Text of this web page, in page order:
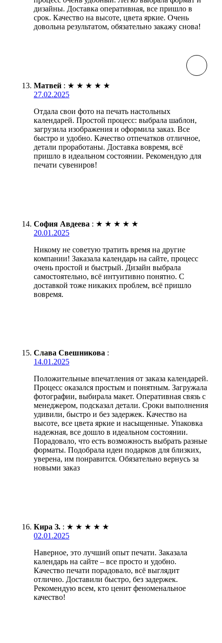
дизайны. Доставка оперативная, все пришло в
срок. Качество на высоте, цвета яркие. Очень
довольна результатом, обязательно закажу снова!
Матвей : ★ ★ ★ ★ ★
27.02.2025
Отдала свои фото на печать настольных
календарей. Простой процесс: выбрала шаблон,
загрузила изображения и оформила заказ. Все
быстро и удобно. Качество отпечатков отличное,
детали проработаны. Доставка вовремя, всё
пришло в идеальном состоянии. Рекомендую для
печати сувениров!
София Авдеева : ★ ★ ★ ★ ★
20.01.2025
Никому не советую тратить время на другие
компании! Заказала календарь на сайте, процесс
очень простой и быстрый. Дизайн выбрала
самостоятельно, всё интуитивно понятно. С
доставкой тоже никаких проблем, всё пришло
вовремя.
Слава Свешникова :
14.01.2025
Положительные впечатления от заказа календарей.
Процесс оказался простым и понятным. Загружала
фотографии, выбирала макет. Оперативная связь с
менеджером, подсказал детали. Сроки выполнения
удивили, быстро и без задержек. Качество на
высоте, все цвета яркие и насыщенные. Упаковка
надежная, все дошло в идеальном состоянии.
Порадовало, что есть возможность выбрать разные
форматы. Подобрала идеи подарков для близких,
уверена, им понравится. Обязательно вернусь за
новыми заказ
Кира З. : ★ ★ ★ ★ ★
02.01.2025
Наверное, это лучший опыт печати. Заказала
календарь на сайте – все просто и удобно.
Качество печати порадовало, всё выглядит
отлично. Доставили быстро, без задержек.
Рекомендую всем, кто ценит феноменальное
качество!